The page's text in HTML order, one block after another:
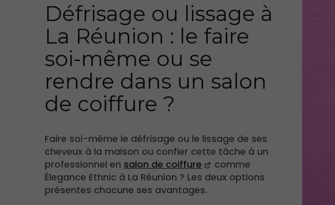
Défrisage ou lissage à
La Réunion : le faire
soi-même ou se
rendre dans un salon
de coiffure ?
Faire soi-même le défrisage ou le lissage de ses
cheveux à la maison ou confier cette tâche à un
professionnel en salon de coiffure
comme
Élegance Ethnic à La Réunion ? Les deux options
présentes chacune ses avantages.